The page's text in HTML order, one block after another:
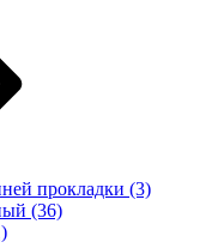
прокладки (3)
(36)